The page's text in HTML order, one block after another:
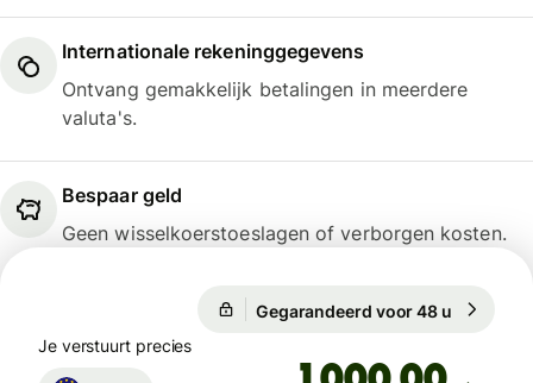
Internationale rekeninggegevens
Ontvang gemakkelijk betalingen in meerdere
valuta's.
Bespaar geld
Geen wisselkoerstoeslagen of verborgen kosten.
Gegarandeerd voor 48 u
Je verstuurt precies